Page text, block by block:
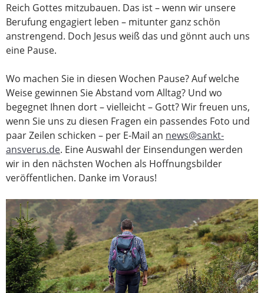
Reich Gottes mitzubauen. Das ist – wenn wir unsere
Berufung engagiert leben – mitunter ganz schön
anstrengend. Doch Jesus weiß das und gönnt auch uns
eine Pause.
Wo machen Sie in diesen Wochen Pause? Auf welche
Weise gewinnen Sie Abstand vom Alltag? Und wo
begegnet Ihnen dort – vielleicht – Gott? Wir freuen uns,
wenn Sie uns zu diesen Fragen ein passendes Foto und
paar Zeilen schicken – per E-Mail an news@sankt-
ansverus.de. Eine Auswahl der Einsendungen werden
wir in den nächsten Wochen als Hoffnungsbilder
veröffentlichen. Danke im Voraus!